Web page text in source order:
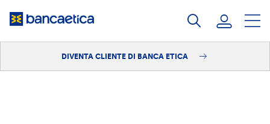
DIVENTA CLIENTE DI BANCA ETICA